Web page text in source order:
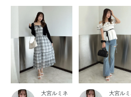
大宮ルミネ
大宮ルミ